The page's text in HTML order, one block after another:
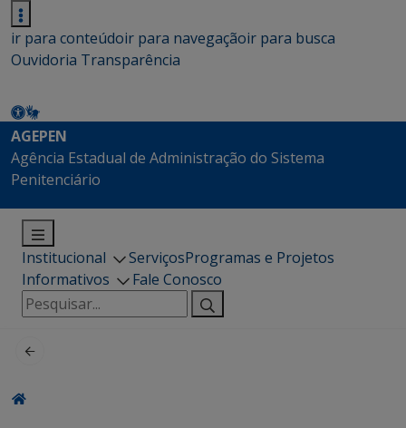
ir para conteúdoir para navegaçãoir para busca
Ouvidoria Transparência
AGEPEN
Agência Estadual de Administração do Sistema
Penitenciário
Institucional ServiçosProgramas e Projetos
Informativos
Fale Conosco
Pesquisar
por: